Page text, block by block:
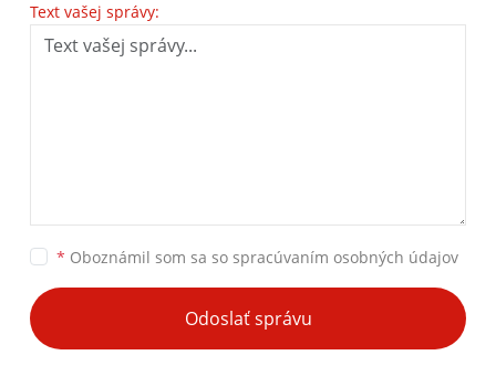
Text vašej správy:
* Oboznámil som sa so spracúvaním osobných údajov
Odoslať správu